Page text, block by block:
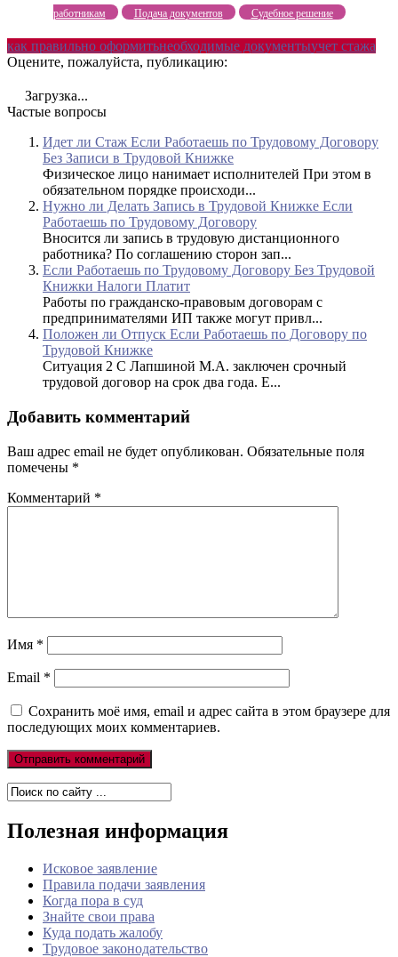
работникам
Подача документов Судебное решение
как правильно оформитьнеобходимые документыучет стажа
Оцените, пожалуйста, публикацию:
Загрузка...
Частые вопросы
Идет ли Стаж Если Работаешь по Трудовому Договору
Без Записи в Трудовой Книжке
Физическое лицо нанимает исполнителей При этом в
обязательном порядке происходи...
Нужно ли Делать Запись в Трудовой Книжке Если
Работаешь по Трудовому Договору
Вносится ли запись в трудовую дистанционного
работника? По соглашению сторон зап...
Если Работаешь по Трудовому Договору Без Трудовой
Книжки Налоги Платит
Работы по гражданско-правовым договорам с
предпринимателями ИП также могут привл...
Положен ли Отпуск Если Работаешь по Договору по
Трудовой Книжке
Ситуация 2 С Лапшиной М.А. заключен срочный
трудовой договор на срок два года. Е...
Добавить комментарий
Ваш адрес email не будет опубликован. Обязательные поля
помечены *
Комментарий *
Имя *
Email *
Сохранить моё имя, email и адрес сайта в этом браузере для
последующих моих комментариев.
Полезная информация
Исковое заявление
Правила подачи заявления
Когда пора в суд
Знайте свои права
Куда подать жалобу
Трудовое законодательство